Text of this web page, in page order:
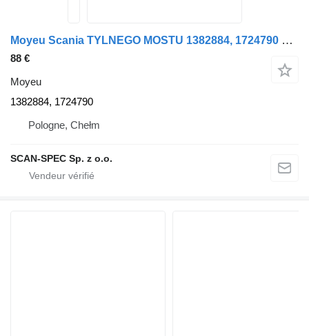
Moyeu Scania TYLNEGO MOSTU 1382884, 1724790 pour tracteur routier Scania SERIE 4 / R
88 €
Moyeu
1382884, 1724790
Pologne, Chełm
SCAN-SPEC Sp. z o.o.